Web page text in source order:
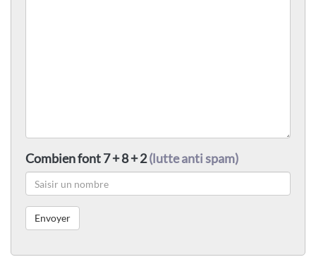
Combien font 7 + 8 + 2(lutte anti spam)